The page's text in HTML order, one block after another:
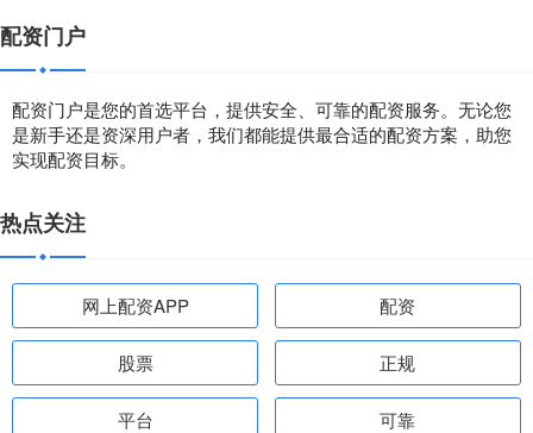
配资门户
配资门户是您的首选平台，提供安全、可靠的配资服务。无论您
是新手还是资深用户者，我们都能提供最合适的配资方案，助您
实现配资目标。
热点关注
网上配资APP 配资
股票 正规
平台 可靠